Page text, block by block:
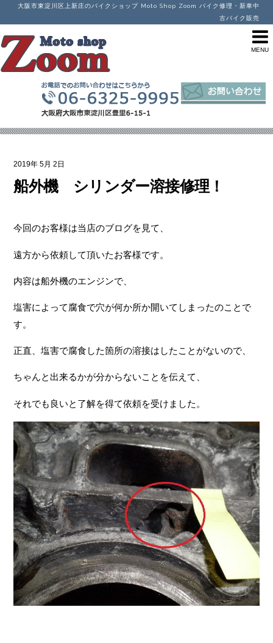
大阪市東淀川区上新庄のバイクショップ Moto Shop Zoom バイク修理・新車中
古バイク販売
2019年 5月 2日
船外機 シリンダー溶接修理！
今回のお客様は当店のブログを見て、
遠方から依頼して頂いたお客様です。
内容は船外機のエンジンで、
塩害によって腐食で穴が何か所か開いてしまったのことで
す。
正直、塩害で腐食した箇所の溶接はしたことがないので、
ちゃんと出来るかが分からないことを伝えて、
それでも良いと了解を得て依頼を受けました。